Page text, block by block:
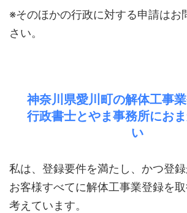
※そのほかの行政に対する申請はお
さい。
神奈川県愛川町の解体工事
行政書士とやま事務所にお
い
私は、登録要件を満たし、かつ登
お客様すべてに解体工事業登録を
考えています。